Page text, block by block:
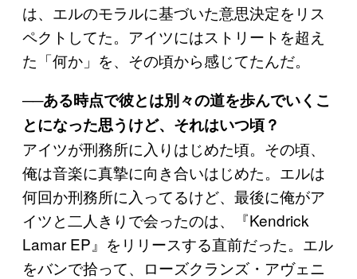
は、エルのモラルに基づいた意思決定をリス
ペクトしてた。アイツにはストリートを超え
た「何か」を、その頃から感じてたんだ。
──ある時点で彼とは別々の道を歩んでいくこ
とになった思うけど、それはいつ頃？
アイツが刑務所に入りはじめた頃。その頃、
俺は音楽に真摯に向き合いはじめた。エルは
何回か刑務所に入ってるけど、最後に俺がア
イツと二人きりで会ったのは、『Kendrick
Lamar EP』をリリースする直前だった。エル
をバンで拾って、ローズクランズ・アヴェニ